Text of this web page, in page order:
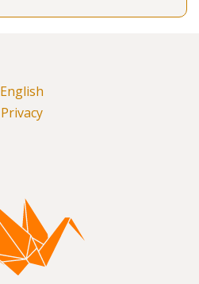
English
Privacy